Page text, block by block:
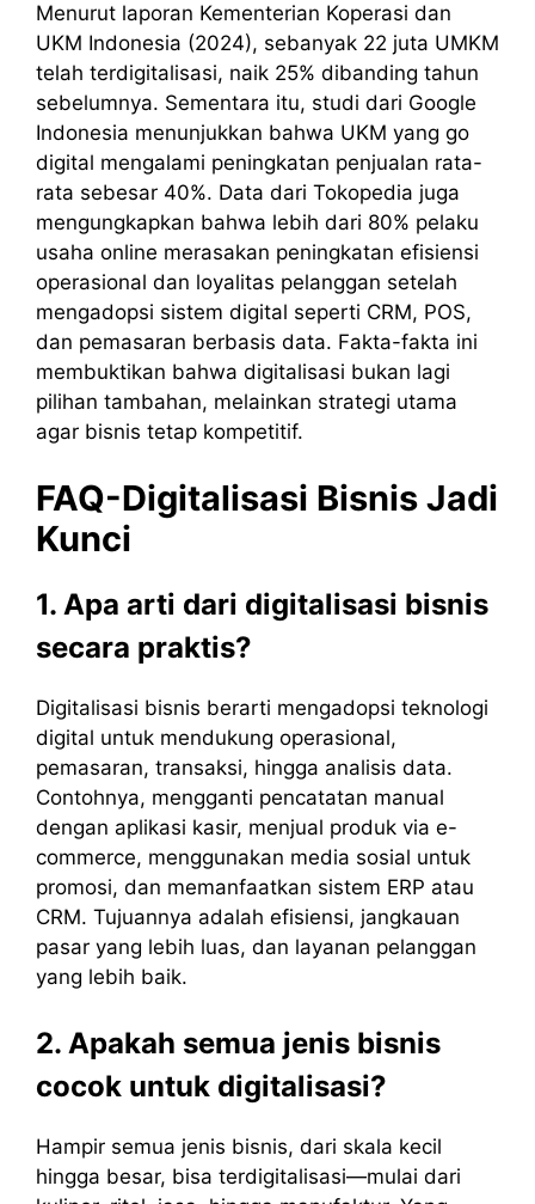
Menurut laporan Kementerian Koperasi dan
UKM Indonesia (2024), sebanyak 22 juta UMKM
telah terdigitalisasi, naik 25% dibanding tahun
sebelumnya. Sementara itu, studi dari Google
Indonesia menunjukkan bahwa UKM yang go
digital mengalami peningkatan penjualan rata-
rata sebesar 40%. Data dari Tokopedia juga
mengungkapkan bahwa lebih dari 80% pelaku
usaha online merasakan peningkatan efisiensi
operasional dan loyalitas pelanggan setelah
mengadopsi sistem digital seperti CRM, POS,
dan pemasaran berbasis data. Fakta-fakta ini
membuktikan bahwa digitalisasi bukan lagi
pilihan tambahan, melainkan strategi utama
agar bisnis tetap kompetitif.
FAQ-Digitalisasi Bisnis Jadi
Kunci
1. Apa arti dari digitalisasi bisnis
secara praktis?
Digitalisasi bisnis berarti mengadopsi teknologi
digital untuk mendukung operasional,
pemasaran, transaksi, hingga analisis data.
Contohnya, mengganti pencatatan manual
dengan aplikasi kasir, menjual produk via e-
commerce, menggunakan media sosial untuk
promosi, dan memanfaatkan sistem ERP atau
CRM. Tujuannya adalah efisiensi, jangkauan
pasar yang lebih luas, dan layanan pelanggan
yang lebih baik.
2. Apakah semua jenis bisnis
cocok untuk digitalisasi?
Hampir semua jenis bisnis, dari skala kecil
hingga besar, bisa terdigitalisasi—mulai dari